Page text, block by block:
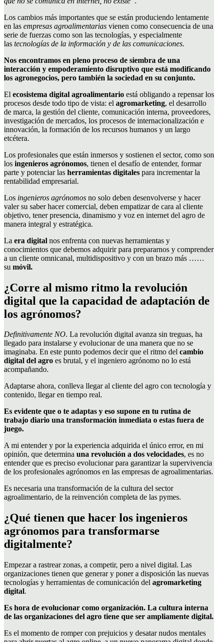
Los cambios más importantes que se están produciendo lentamente
en las empresas agroalimentarias vienen como consecuencia de una
serie de fuerzas como son las tecnologías, y especialmente
las tecnologías de la información y de las comunicaciones.
Nos encontramos en pleno proceso de siembra de una
interacción y empoderamiento disruptivo que está modificando
los agronegocios, pero también la sociedad en su conjunto.
El ecosistema digital agroalimentario está obligando a repensar los
procesos desde todo tipo de vista: el agromarketing, el desarrollo
de marca, la gestión del cliente, comunicación interna, proveedores,
investigación de mercados, los procesos de internacionalización e
innovación, la formación de los recursos humanos y un largo
etcétera.
Los profesionales que están inmersos y sostienen el sector, como son
los ingenieros agrónomos, tienen el desafío de entender, formar
parte y potenciar las herramientas digitales para incrementar la
rentabilidad empresarial.
Los ingenieros agrónomos no solo deben desenvolverse y hacer
valer su saber hacer comercial, deben empatizar de cara al cliente
objetivo, tener presencia, dinamismo y voz en internet del agro de
manera integral y estratégica.
La era digital nos enfrenta con nuevas herramientas y
conocimientos que debemos adquirir para prepararnos y comprender
a un cliente omnicanal, multidispositivo y con un brazo más ……
su móvil.
¿Corre al mismo ritmo la revolución
digital que la capacidad de adaptación de
los agrónomos?
Definitivamente NO. La revolución digital avanza sin treguas, ha
llegado para instalarse y evolucionar de una manera que no se
imaginaba. En este punto podemos decir que el ritmo del cambio
digital del agro es brutal, y el ingeniero agrónomo no lo está
acompañando.
Adaptarse ahora, conlleva llegar al cliente del agro con tecnología y
contenido, llegar en tiempo real.
Es evidente que o te adaptas y eso supone en tu rutina de
trabajo diario una transformación inmediata o estas fuera de
juego.
A mi entender y por la experiencia adquirida el único error, en mi
opinión, que determina una revolución a dos velocidades, es no
entender que es preciso evolucionar para garantizar la supervivencia
de los profesionales agrónomos en las empresas de agroalimentarias.
Es necesaria una transformación de la cultura del sector
agroalimentario, de la reinvención completa de las pymes.
¿Qué tienen que hacer los ingenieros
agrónomos para transformarse
digitalmente?
Empezar a rastrear zonas, a competir, pero a nivel digital. Las
organizaciones tienen que generar y poner a disposición las nuevas
tecnologías y herramientas de comunicación del agromarketing
digital.
Es hora de evolucionar como organización. La cultura interna
de las organizaciones del agro tiene que ser ampliamente digital.
Es el momento de romper con prejuicios y desatar nudos mentales